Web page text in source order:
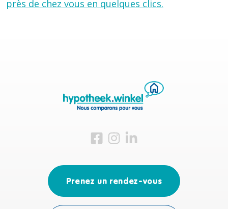
près de chez vous en quelques clics.
Visitez-nous sur Facebook
Visitez-nous sur Instagram
Visitez-nous sur LinkedIn
Prenez un rendez-vous